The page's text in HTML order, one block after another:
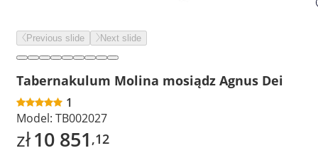
Previous slide Next slide
Tabernakulum Molina mosiądz Agnus Dei
1
Model: TB002027
zł10 851 ,12